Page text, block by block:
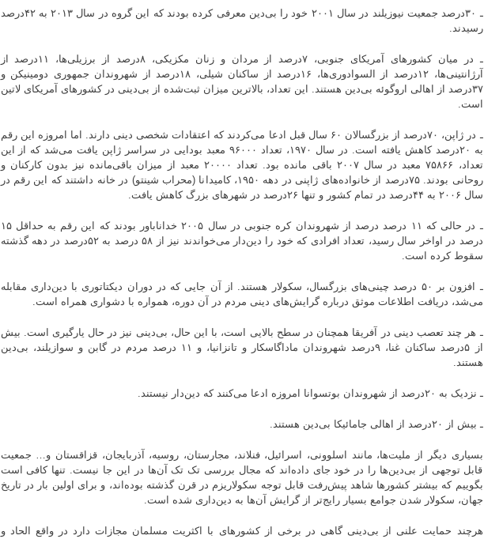
ـ ۳۰درصد جمعیت نیوزیلند در سال ۲۰۰۱ خود را بی‌دین معرفی کرده بودند که این گروه در سال ۲۰۱۳ به ۴۲درصد
رسیدند.
ـ در میان کشورهای آمریکای جنوبی، ۷درصد از مردان و زنان مکزیکی، ۸درصد از برزیلی‌ها، ۱۱درصد از
آرژانتینی‌ها، ۱۲درصد از السوادوری‌ها، ۱۶درصد از ساکنان شیلی، ۱۸درصد از شهروندان جمهوری دومینیکن و
۳۷درصد از اهالی اروگوئه بی‌دین هستند. این تعداد، بالاترین میزان ثبت‌شده از بی‌دینی در کشورهای آمریکای لاتین
است.
ـ در ژاپن، ۷۰درصد از بزرگسالان ۶۰ سال قبل ادعا می‌کردند که اعتقادات شخصی دینی دارند. اما امروزه این رقم
به ۲۰درصد کاهش یافته است. در سال ۱۹۷۰، تعداد ۹۶۰۰۰ معبد بودایی در سراسر ژاپن یافت می‌شد که از این
تعداد، ۷۵۸۶۶ معبد در سال ۲۰۰۷ باقی مانده بود. تعداد ۲۰۰۰۰ معبد از میزان باقی‌مانده نیز بدون کارکنان و
روحانی بودند. ۷۵درصد از خانواده‌های ژاپنی در دهه ۱۹۵۰، کامیدانا (محراب شینتو) در خانه داشتند که این رقم در
سال ۲۰۰۶ به ۴۴درصد در تمام کشور و تنها ۲۶درصد در شهرهای بزرگ کاهش یافت.
ـ در حالی که ۱۱ درصد درصد از شهروندان کره جنوبی در سال ۲۰۰۵ خداناباور بودند که این رقم به حداقل ۱۵
درصد در اواخر سال رسید، تعداد افرادی که خود را دین‌دار می‌خواندند نیز از ۵۸ درصد به ۵۲درصد در دهه گذشته
سقوط کرده است.
ـ افزون بر ۵۰ درصد چینی‌های بزرگسال، سکولار هستند. از آن جایی که در دوران دیکتاتوری با دین‌داری مقابله
می‌شد، دریافت اطلاعات موثق درباره گرایش‌های دینی مردم در آن دوره، همواره با دشواری همراه است.
ـ هر چند تعصب دینی در آفریقا همچنان در سطح بالایی است، با این حال، بی‌دینی نیز در حال یارگیری است. بیش
از ۵درصد ساکنان غنا، ۹درصد شهروندان ماداگاسکار و تانزانیا، و ۱۱ درصد مردم در گابن و سوازیلند، بی‌دین
هستند.
ـ نزدیک به ۲۰درصد از شهروندان بوتسوانا امروزه ادعا می‌کنند که دین‌دار نیستند.
ـ بیش از ۲۰درصد از اهالی جامائیکا بی‌دین هستند.
بسیاری دیگر از ملیت‌ها، مانند اسلوونی، اسرائیل،‌ فنلاند، مجارستان، روسیه، آذربایجان، قزاقستان و… جمعیت
قابل توجهی از بی‌دین‌ها را در خود جای داده‌اند که مجال بررسی تک تک آن‌ها در این جا نیست. تنها کافی است
بگوییم که بیشتر کشورها شاهد پیش‌رفت قابل توجه سکولاریزم در قرن گذشته بوده‌اند، و برای اولین بار در تاریخ
جهان، سکولار شدن جوامع بسیار رایج‌تر از گرایش آن‌ها به دین‌داری شده است.
هرچند حمایت علنی از بی‌دینی گاهی در برخی از کشورهای با اکثریت مسلمان مجازات دارد در واقع الحاد و